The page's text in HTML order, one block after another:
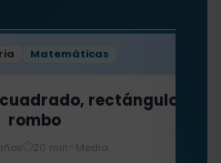
Matemáticas
rectángulo y
rombo
20 min Media